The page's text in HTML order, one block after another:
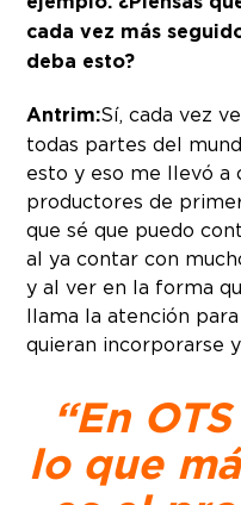
cada vez más
deba esto?
Antrim:Sí, cada vez
todas partes del
esto y eso me llevó a
productores de
que sé que puedo
al ya contar con
y al ver en la forma
llama la atención
quieran incorporarse
“En OTS
lo que